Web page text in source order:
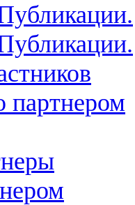
партнером